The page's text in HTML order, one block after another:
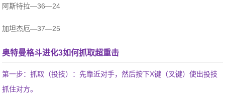
阿斯特拉—36—24
加坦杰厄—37—25
奥特曼格斗进化3如何抓取超重击
第一步：抓取（投技）：先靠近对手，然后按下X键（叉键）使出投技
抓住对方。